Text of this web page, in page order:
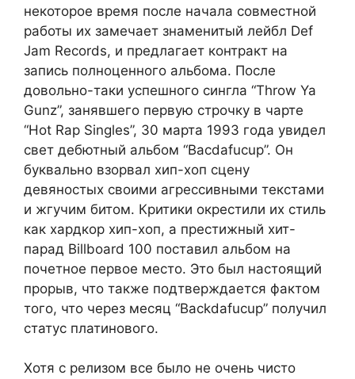
некоторое время после начала совместной
работы их замечает знаменитый лейбл Def
Jam Records, и предлагает контракт на
запись полноценного альбома. После
довольно-таки успешного сингла “Throw Ya
Gunz”, занявшего первую строчку в чарте
“Hot Rap Singles”, 30 марта 1993 года увидел
свет дебютный альбом “Bacdafucup”. Он
буквально взорвал хип-хоп сцену
девяностых своими агрессивными текстами
и жгучим битом. Критики окрестили их стиль
как хардкор хип-хоп, а престижный хит-
парад Billboard 100 поставил альбом на
почетное первое место. Это был настоящий
прорыв, что также подтверждается фактом
того, что через месяц “Backdafucup” получил
статус платинового.
Хотя с релизом все было не очень чисто